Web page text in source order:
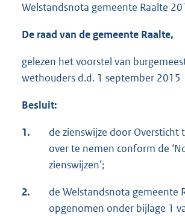
Welstandsnota gemeente Raalte
De raad van de gemeente Raalte,
gelezen het voorstel van
wethouders d.d. 1 september 2015
Besluit:
1.
de zienswijze door Oversticht
over te nemen conform de
zienswijzen’;
2.
de Welstandsnota gemeente
opgenomen onder bijlage 1